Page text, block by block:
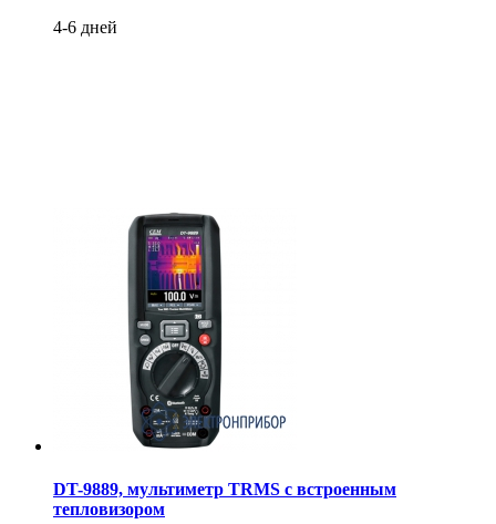
4-6 дней
DT-9889, мультиметр TRMS с встроенным
тепловизором